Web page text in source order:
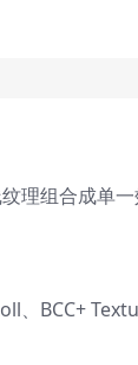
理组合成单一
、BCC+